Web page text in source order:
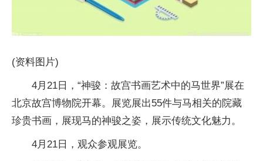
(资料图片)
4月21日，“神骏：故宫书画艺术中的马世界”展在
北京故宫博物院开幕。展览展出55件与马相关的院藏
珍贵书画，展现马的神骏之姿，展示传统文化魅力。
4月21日，观众参观展览。